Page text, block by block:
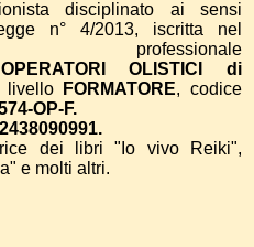
disciplinato ai sensi
n° 4/2013, iscritta nel
professionale
OPERATORI OLISTICI di
livello FORMATORE, codice
OP-F.
dei libri "Io vivo Reiki",
e molti altri.